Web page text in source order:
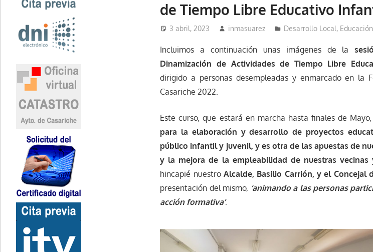
de Tiempo Libre Educativo
3 abril, 2023 inmasuarez Desarrollo Local,
Incluimos a continuación unas imágenes de la
Dinamización de Actividades de Tiempo Libre
dirigido a personas desempleadas y enmarcado en la
Casariche 2022.
Este curso, que estará en marcha hasta finales de
para la elaboración y desarrollo de proyectos
público infantil y juvenil, y es otra de las apuestas de
y la mejora de la empleabilidad de nuestras vecinas
hincapié nuestro Alcalde, Basilio Carrión, y el Concejal
presentación del mismo, ‘animando a las personas
acción formativa’.